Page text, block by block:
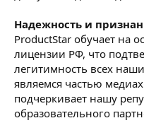
Надежность и
ProductStar обучает на
лицензии РФ, что
легитимность всех
являемся частью
подчеркивает нашу
образовательного